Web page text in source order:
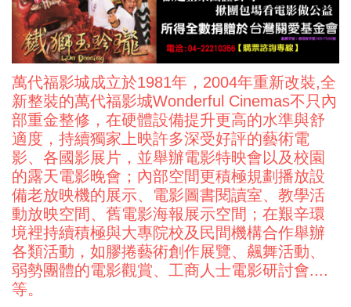
萬代福影城成立於1981年，2004年重新改裝,全
新整裝的萬代福影城wonderful Cinemas不只內
部重金整修，在硬體設備提升更高的水準與舒
適度，持續獨家上映許多深受好評的藝術電
影、各國影展片，並舉辦電影特映會以及校園
的露天電影晚會；內部空間更積極規劃播放設
備老放映機的展示、電影圖書閱讀室、教學活
動放映空間、舊電影海報展示空間；在艱辛環
境裡持續積極與大專院校及民間機構合作舉辦
各類活動，如膠捲藝術創作展覽、飆舞活動、
弱勢團體的電影觀賞、工商人士電影研討會....
等。